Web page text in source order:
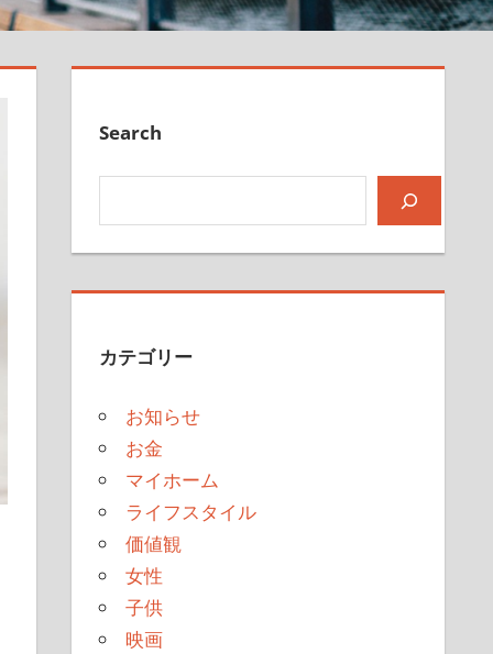
Search
カテゴリー
お知らせ
お金
マイホーム
ライフスタイル
価値観
女性
子供
映画